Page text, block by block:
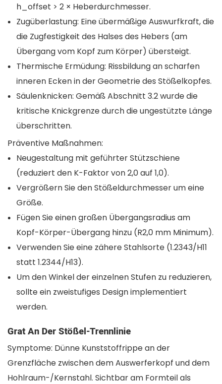
h_offset > 2 × Heberdurchmesser.
Zugüberlastung: Eine übermäßige Auswurfkraft, die
die Zugfestigkeit des Halses des Hebers (am
Übergang vom Kopf zum Körper) übersteigt.
Thermische Ermüdung: Rissbildung an scharfen
inneren Ecken in der Geometrie des Stößelkopfes.
Säulenknicken: Gemäß Abschnitt 3.2 wurde die
kritische Knickgrenze durch die ungestützte Länge
überschritten.
Präventive Maßnahmen:
Neugestaltung mit geführter Stützschiene
(reduziert den K-Faktor von 2,0 auf 1,0).
Vergrößern Sie den Stößeldurchmesser um eine
Größe.
Fügen Sie einen großen Übergangsradius am
Kopf-Körper-Übergang hinzu (R2,0 mm Minimum).
Verwenden Sie eine zähere Stahlsorte (1.2343/H11
statt 1.2344/H13).
Um den Winkel der einzelnen Stufen zu reduzieren,
sollte ein zweistufiges Design implementiert
werden.
Grat An Der Stößel-Trennlinie
Symptome: Dünne Kunststoffrippe an der
Grenzfläche zwischen dem Auswerferkopf und dem
Hohlraum-/Kernstahl. Sichtbar am Formteil als